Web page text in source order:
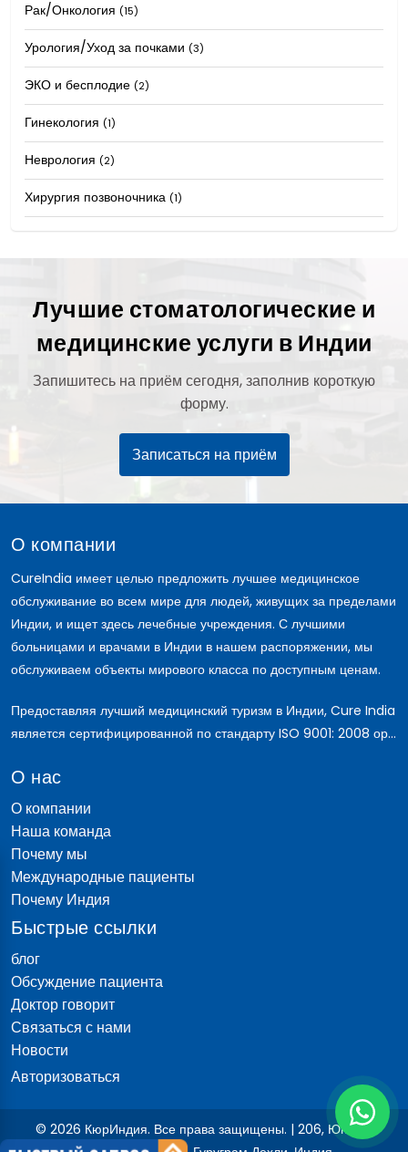
Рак/Онкология (15)
Урология/Уход за почками (3)
ЭКО и бесплодие (2)
Гинекология (1)
Неврология (2)
Хирургия позвоночника (1)
Лучшие стоматологические и
медицинские услуги в Индии
Запишитесь на приём сегодня, заполнив короткую
форму.
Записаться на приём
О компании
CureIndia имеет целью предложить лучшее медицинское
обслуживание во всем мире для людей, живущих за пределами
Индии, и ищет здесь лечебные учреждения. С лучшими
больницами и врачами в Индии в нашем распоряжении, мы
обслуживаем объекты мирового класса по доступным ценам.
Предоставляя лучший медицинский туризм в Индии, Cure India
является сертифицированной по стандарту ISO 9001: 2008 ор...
О нас
О компании
Наша команда
Почему мы
Международные пациенты
Почему Индия
Быстрые ссылки
блог
Обсуждение пациента
Доктор говорит
Связаться с нами
Новости
Авторизоваться
© 2026 КюрИндия. Все права защищены. | 206, Юнитек